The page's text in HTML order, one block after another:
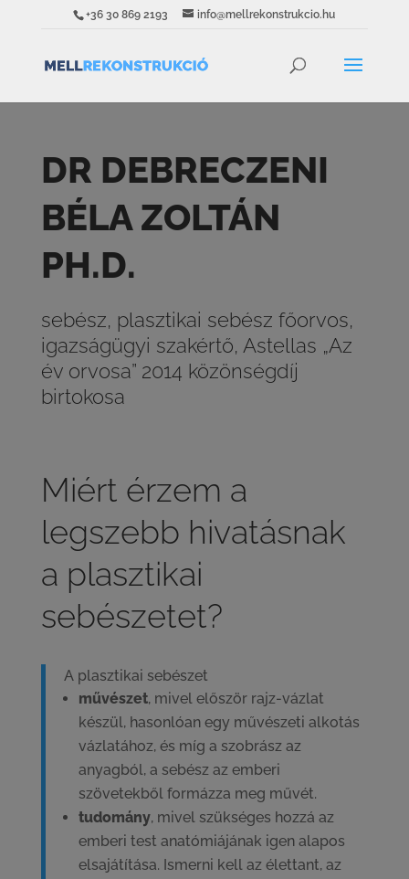
+36 30 869 2193 info@mellrekonstrukcio.hu
DR DEBRECZENI
BÉLA ZOLTÁN
PH.D.
sebész, plasztikai sebész főorvos,
igazságügyi szakértő, Astellas „Az
év orvosa” 2014 közönségdíj
birtokosa
Miért érzem a
legszebb hivatásnak
a plasztikai
sebészetet?
A plasztikai sebészet
művészet, mivel először rajz-vázlat
készül, hasonlóan egy művészeti alkotás
vázlatához, és míg a szobrász az
anyagból, a sebész az emberi
szövetekből formázza meg művét.
tudomány, mivel szükséges hozzá az
emberi test anatómiájának igen alapos
elsajátítása. Ismerni kell az élettant, az